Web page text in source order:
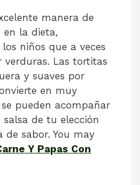
manera de
en la dieta,
niños que a veces
verduras. Las tortitas
y suaves por
en muy
pueden acompañar
de tu elección
sabor. You may
Y Papas Con